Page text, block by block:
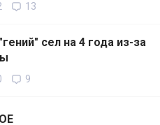
13
сел на 4 года из-за
9